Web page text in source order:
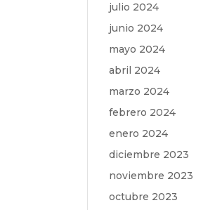
julio 2024
junio 2024
mayo 2024
abril 2024
marzo 2024
febrero 2024
enero 2024
diciembre 2023
noviembre 2023
octubre 2023